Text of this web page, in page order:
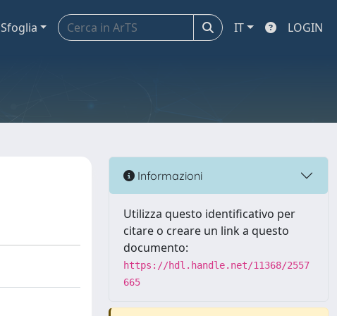
Sfoglia IT LOGIN
Informazioni
Utilizza questo identificativo per
citare o creare un link a questo
documento:
https://hdl.handle.net/11368/2557
665